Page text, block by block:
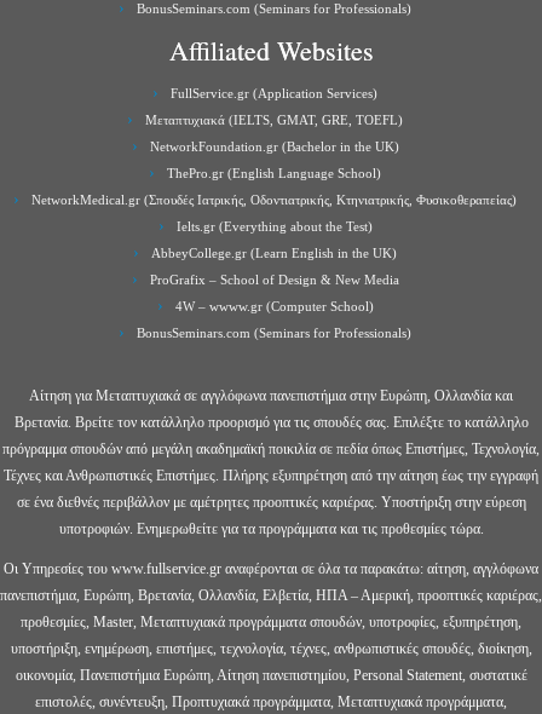
BonusSeminars.com (Seminars for Professionals)
Affiliated Websites
FullService.gr (Application Services)
Μεταπτυχιακά (IELTS, GMAT, GRE, TOEFL)
NetworkFoundation.gr (Bachelor in the UK)
ThePro.gr (English Language School)
NetworkMedical.gr (Σπουδές Ιατρικής, Οδοντιατρικής, Κτηνιατρικής, Φυσικοθεραπείας)
Ielts.gr (Everything about the Test)
AbbeyCollege.gr (Learn English in the UK)
ProGrafix – School of Design & New Media
4W – wwww.gr (Computer School)
BonusSeminars.com (Seminars for Professionals)
Αίτηση για Μεταπτυχιακά σε αγγλόφωνα πανεπιστήμια στην Ευρώπη, Ολλανδία και
Βρετανία. Βρείτε τον κατάλληλο προορισμό για τις σπουδές σας. Επιλέξτε το κατάλληλο
πρόγραμμα σπουδών από μεγάλη ακαδημαϊκή ποικιλία σε πεδία όπως Επιστήμες, Τεχνολογία,
Τέχνες και Ανθρωπιστικές Επιστήμες. Πλήρης εξυπηρέτηση από την αίτηση έως την εγγραφή
σε ένα διεθνές περιβάλλον με αμέτρητες προοπτικές καριέρας. Υποστήριξη στην εύρεση
υποτροφιών. Ενημερωθείτε για τα προγράμματα και τις προθεσμίες τώρα.
Οι Υπηρεσίες του www.fullservice.gr αναφέρονται σε όλα τα παρακάτω: αίτηση, αγγλόφωνα
πανεπιστήμια, Ευρώπη, Βρετανία, Ολλανδία, Ελβετία, ΗΠΑ – Αμερική, προοπτικές καριέρας,
προθεσμίες, Master, Μεταπτυχιακά προγράμματα σπουδών, υποτροφίες, εξυπηρέτηση,
υποστήριξη, ενημέρωση, επιστήμες, τεχνολογία, τέχνες, ανθρωπιστικές σπουδές, διοίκηση,
οικονομία, Πανεπιστήμια Ευρώπη, Αίτηση πανεπιστημίου, Personal Statement, συστατικέ
επιστολές, συνέντευξη, Προπτυχιακά προγράμματα, Μεταπτυχιακά προγράμματα,